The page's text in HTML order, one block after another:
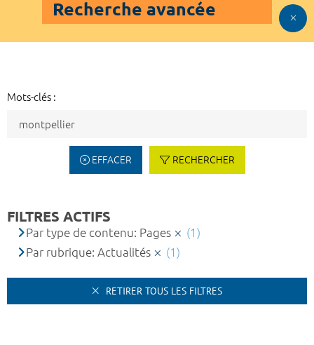
Recherche avancée
Mots-clés :
EFFACER RECHERCHER
FILTRES ACTIFS
Par type de contenu: Pages
(1)
Par rubrique: Actualités
(1)
RETIRER TOUS LES FILTRES